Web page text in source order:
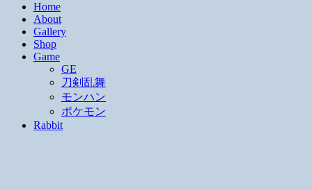
Home
About
Gallery
Shop
Game
GE
刀剣乱舞
モンハン
ポケモン
Rabbit